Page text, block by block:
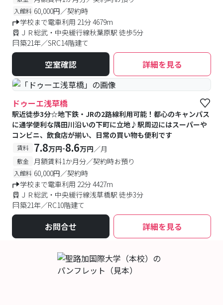
入館料 60,000円／契約時
学校まで電車利用 21分 4679m
ＪＲ総武・中央緩行線秋葉原駅 徒歩5分
築21年／SRC14階建て
空室確認 詳細を見る
ドゥーエ浅草橋
駅近徒歩3分☆地下鉄・JRの2路線利用可能！都心のキャンパス
に通学便利な隅田川沿いの下町に立地♪駅周辺にはスーパーや
コンビニ、飲食店が揃い、日常の買い物も便利です
賃料 7.8万円-8.6万円／月
敷金 月額賃料1か月分／契約時お預り
入館料 60,000円／契約時
学校まで電車利用 22分 4427m
ＪＲ総武・中央緩行線浅草橋駅 徒歩3分
築21年／RC10階建て
お問合せ 詳細を見る